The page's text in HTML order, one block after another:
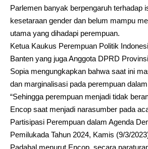
Parlemen banyak berpengaruh terhadap
kesetaraan gender dan belum mampu
utama yang dihadapi perempuan.
Ketua Kaukus Perempuan Politik
Banten yang juga Anggota DPRD
Sopia mengungkapkan bahwa saat ini
dan marginalisasi pada perempuan
“Sehingga perempuan menjadi tidak
Encop saat menjadi narasumber pada
Partisipasi Perempuan dalam Agenda
Pemilukada Tahun 2024, Kamis (9/3/
Padahal menurut Encop, secara